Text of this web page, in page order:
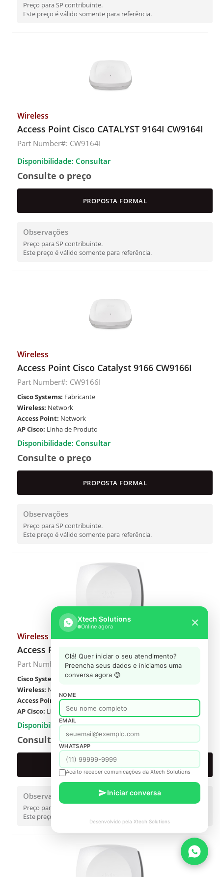
Preço para SP contribuinte.
Este preço é válido somente para referência.
Wireless
Access Point Cisco CATALYST 9164I CW9164I
Part Number#: CW9164I
Disponibilidade: Consultar
Consulte o preço
PROPOSTA FORMAL
Observações
Preço para SP contribuinte.
Este preço é válido somente para referência.
Wireless
Access Point Cisco Catalyst 9166 CW9166I
Part Number#: CW9166I
Cisco Systems: Fabricante
Wireless: Network
Access Point: Network
AP Cisco: Linha de Produto
Disponibilidade: Consultar
Consulte o preço
PROPOSTA FORMAL
Observações
Preço para SP contribuinte.
Este preço é válido somente para referência.
Wireless
Access Point Cisco Catalyst 9172I CW9172I
Part Number#: CW9172I
Cisco Systems:
Fabricante
Wireless: Network
Access Point: Network
AP Cisco: Linha de Produto
Disponibilidade: Consultar
Consulte o preço
PROPOSTA FORMAL
Observações
Preço para SP contribuinte.
Este preço é válido somente para referência.
Xtech Solutions
Online agora ✕
Olá! Quer iniciar o seu atendimento?
Preencha seus dados e iniciamos uma
conversa agora 😊
NOME
EMAIL
WHATSAPP
Aceito receber comunicações da Xtech Solutions
Iniciar conversa
Desenvolvido pela Xtech Solutions